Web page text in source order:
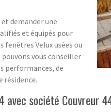
demander une
et équipés pour
Velux usées ou
vous conseiller
performances, de
résidence.
avec société Couvreur